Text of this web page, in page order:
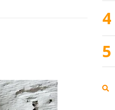
4
5